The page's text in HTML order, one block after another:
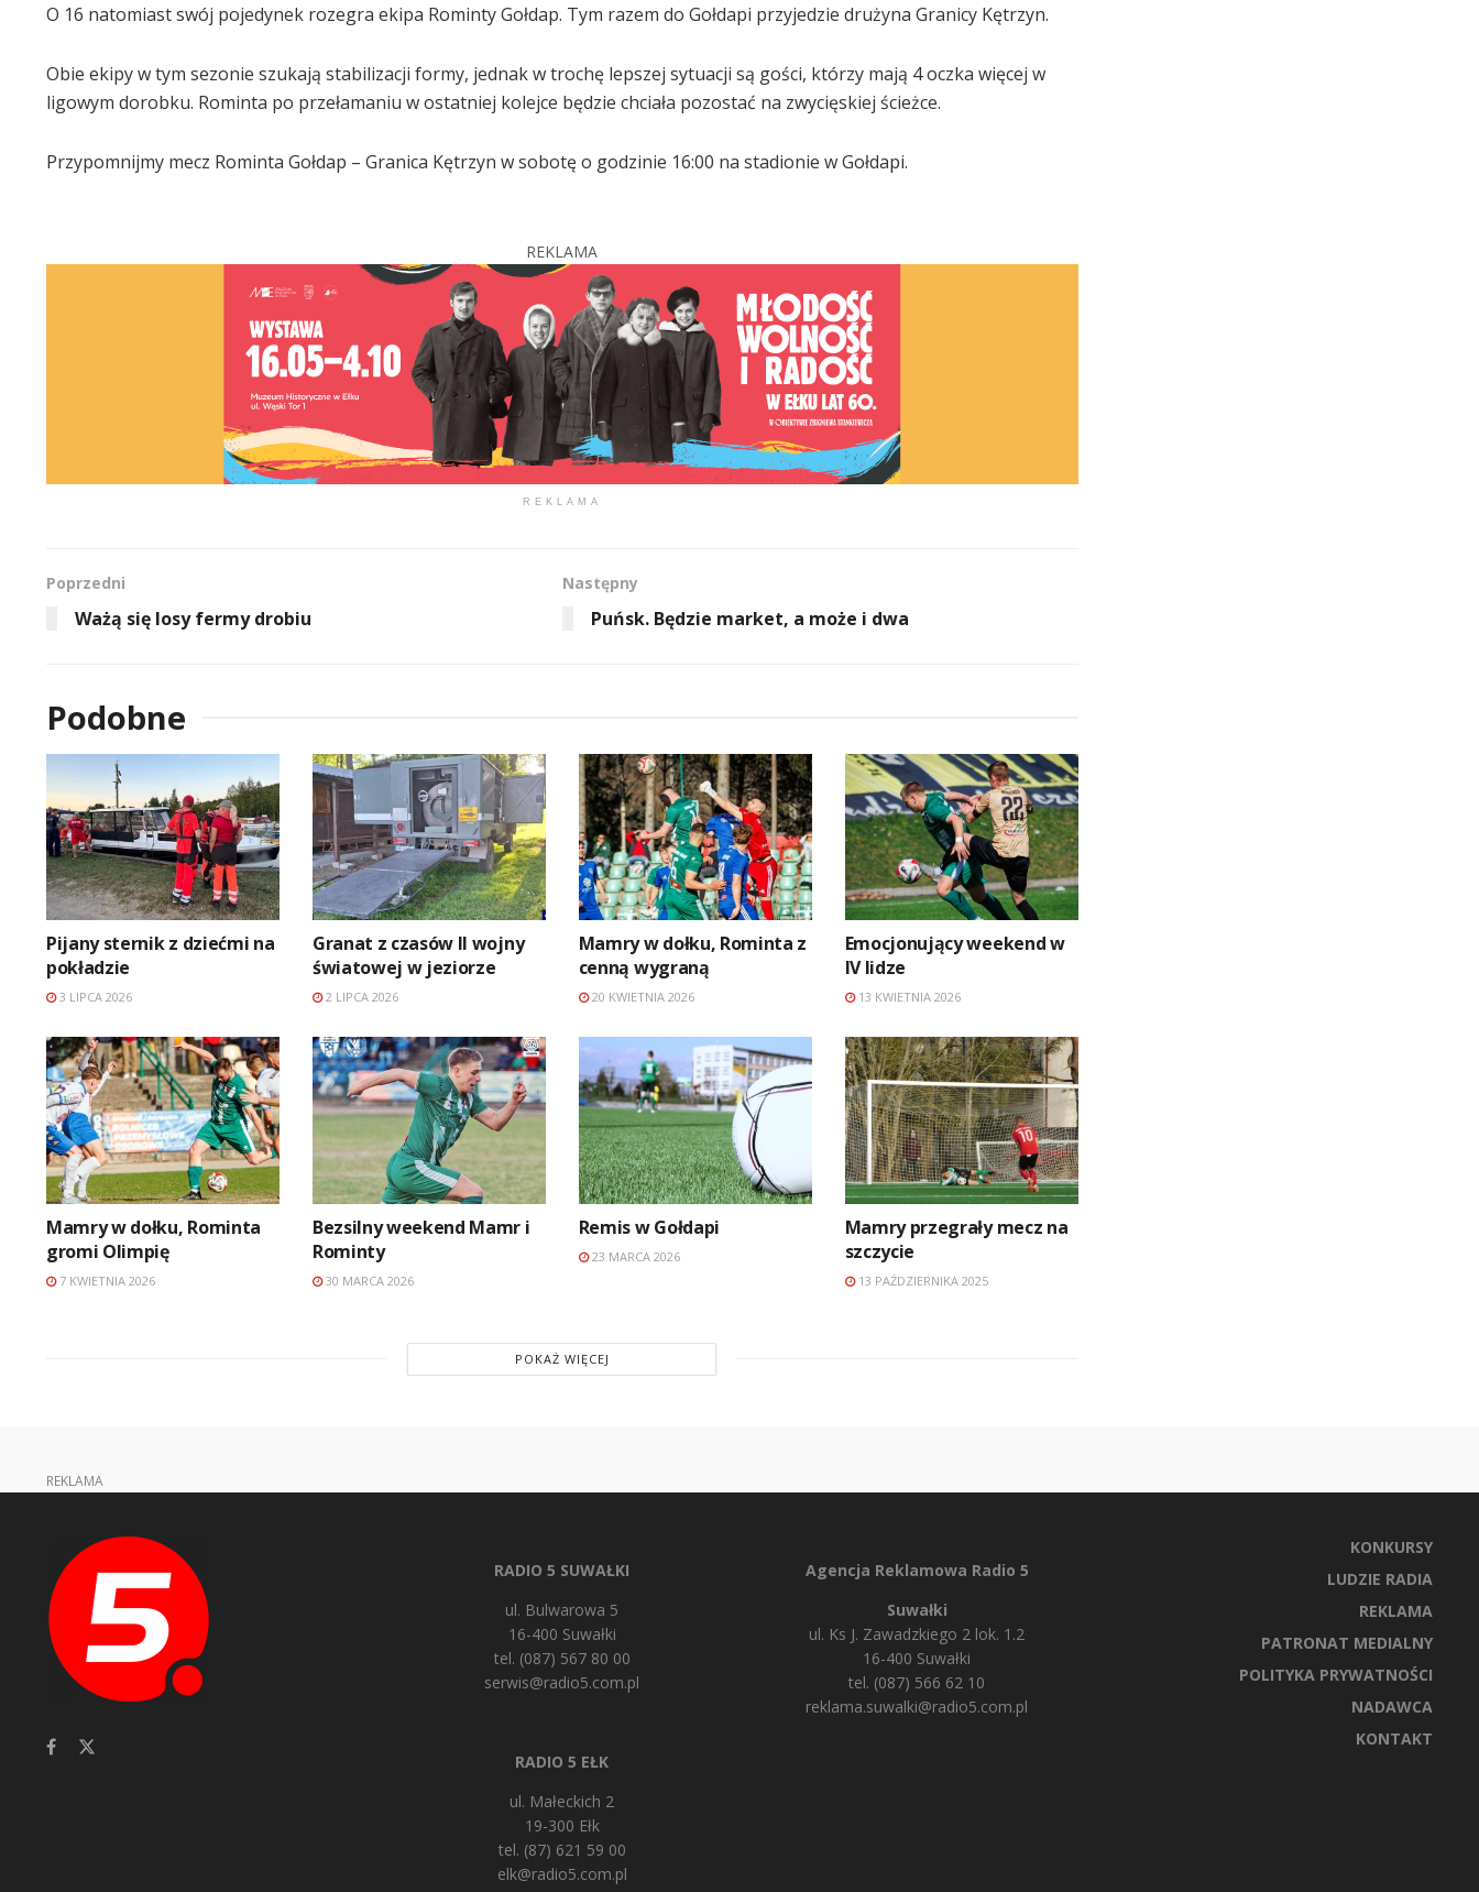
O 16 natomiast swój pojedynek rozegra ekipa Rominty Gołdap. Tym razem do Gołdapi przyjedzie drużyna Granicy Kętrzyn.
Obie ekipy w tym sezonie szukają stabilizacji formy, jednak w trochę lepszej sytuacji są gości, którzy mają 4 oczka więcej w
ligowym dorobku. Rominta po przełamaniu w ostatniej kolejce będzie chciała pozostać na zwycięskiej ścieżce.
Przypomnijmy mecz Rominta Gołdap – Granica Kętrzyn w sobotę o godzinie 16:00 na stadionie w Gołdapi.
REKLAMA
REKLAMA
Poprzedni
Ważą się losy fermy drobiu
Następny
Puńsk. Będzie market, a może i dwa
Podobne
Pijany sternik z dziećmi na
pokładzie
3 LIPCA 2026
Granat z czasów II wojny
światowej w jeziorze
2 LIPCA 2026
Mamry w dołku, Rominta z
cenną wygraną
20 KWIETNIA 2026
Emocjonujący weekend w
IV lidze
13 KWIETNIA 2026
Mamry w dołku, Rominta
gromi Olimpię
7 KWIETNIA 2026
Bezsilny weekend Mamr i
Rominty
30 MARCA 2026
Remis w Gołdapi
23 MARCA 2026
Mamry przegrały mecz na
szczycie
13 PAŹDZIERNIKA 2025
POKAŻ WIĘCEJ
REKLAMA
RADIO 5 SUWAŁKI
ul. Bulwarowa 5
16-400 Suwałki
tel. (087) 567 80 00
serwis@radio5.com.pl
RADIO 5 EŁK
ul. Małeckich 2
19-300 Ełk
tel. (87) 621 59 00
elk@radio5.com.pl
Agencja Reklamowa Radio 5
Suwałki
ul. Ks J. Zawadzkiego 2 lok. 1.2
16-400 Suwałki
tel. (087) 566 62 10
reklama.suwalki@radio5.com.pl
KONKURSY
LUDZIE RADIA
REKLAMA
PATRONAT MEDIALNY
POLITYKA PRYWATNOŚCI
NADAWCA
KONTAKT